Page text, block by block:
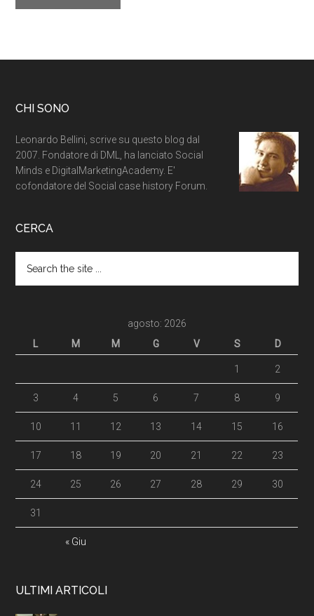
CHI SONO
Leonardo Bellini, scrive su questo blog dal
2007. Fondatore di DML, ha lanciato Social
Minds e DigitalMarketingAcademy. E'
cofondatore del Social case history Forum.
CERCA
agosto: 2026
L
M M G V S D
« Giu
1 2
3 4 5 6 7 8 9
10 11 12 13 14 15 16
17 18 19 20 21 22 23
24 25 26 27 28 29 30
31
ULTIMI ARTICOLI